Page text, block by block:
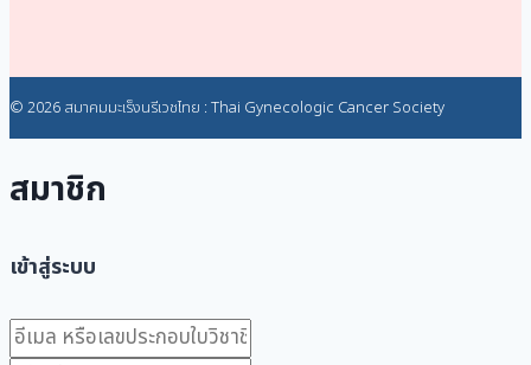
© 2026 สมาคมมะเร็งนรีเวชไทย : Thai Gynecologic Cancer Society
สมาชิก
เข้าสู่ระบบ